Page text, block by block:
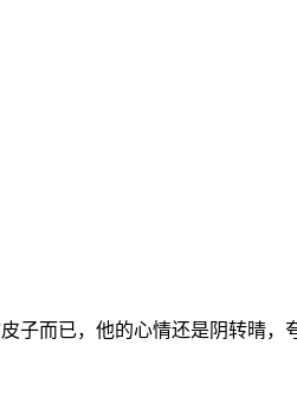
而已，他的心情还是阴转晴，